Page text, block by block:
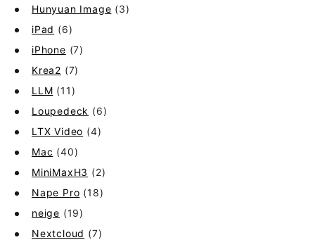
Hunyuan Image (3)
iPad (6)
iPhone (7)
Krea2 (7)
LLM (11)
Loupedeck (6)
LTX Video (4)
Mac (40)
MiniMaxH3 (2)
Nape Pro (18)
neige (19)
Nextcloud (7)